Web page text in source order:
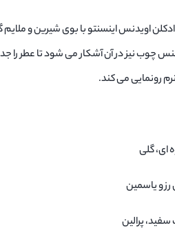
ادکلن اویدنس اینسنتو با بوی شیرین و
چوب نیز در آن آشکار می شود تا عطر را
رونمایی می کند.
ای، گلی
و یاسمین
پرالین